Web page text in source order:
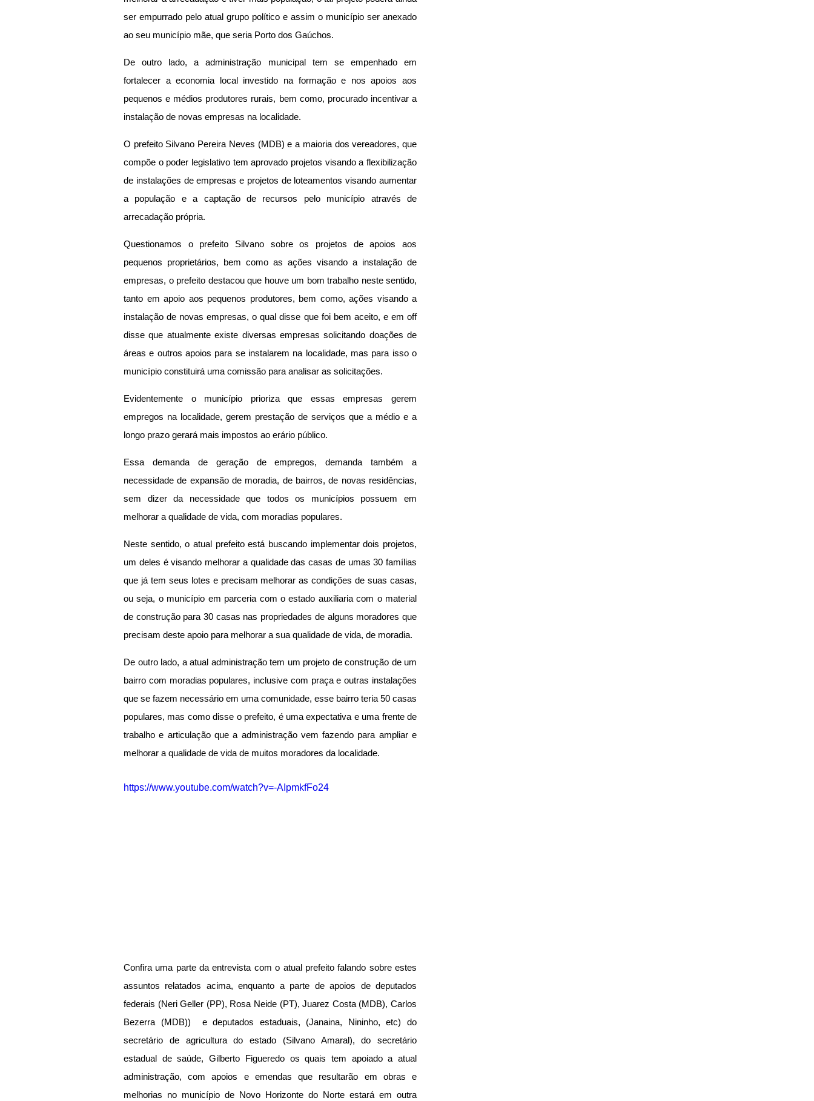
ser empurrado pelo atual grupo político e assim o município ser anexado
ao seu município mãe, que seria Porto dos Gaúchos.
De outro lado, a administração municipal tem se empenhado em
fortalecer a economia local investido na formação e nos apoios aos
pequenos e médios produtores rurais, bem como, procurado incentivar a
instalação de novas empresas na localidade.
O prefeito Silvano Pereira Neves (MDB) e a maioria dos vereadores, que
compõe o poder legislativo tem aprovado projetos visando a flexibilização
de instalações de empresas e projetos de loteamentos visando aumentar
a população e a captação de recursos pelo município através de
arrecadação própria.
Questionamos o prefeito Silvano sobre os projetos de apoios aos
pequenos proprietários, bem como as ações visando a instalação de
empresas, o prefeito destacou que houve um bom trabalho neste sentido,
tanto em apoio aos pequenos produtores, bem como, ações visando a
instalação de novas empresas, o qual disse que foi bem aceito, e em off
disse que atualmente existe diversas empresas solicitando doações de
áreas e outros apoios para se instalarem na localidade, mas para isso o
município constituirá uma comissão para analisar as solicitações.
Evidentemente o município prioriza que essas empresas gerem
empregos na localidade, gerem prestação de serviços que a médio e a
longo prazo gerará mais impostos ao erário público.
Essa demanda de geração de empregos, demanda também a
necessidade de expansão de moradia, de bairros, de novas residências,
sem dizer da necessidade que todos os municípios possuem em
melhorar a qualidade de vida, com moradias populares.
Neste sentido, o atual prefeito está buscando implementar dois projetos,
um deles é visando melhorar a qualidade das casas de umas 30 famílias
que já tem seus lotes e precisam melhorar as condições de suas casas,
ou seja, o município em parceria com o estado auxiliaria com o material
de construção para 30 casas nas propriedades de alguns moradores que
precisam deste apoio para melhorar a sua qualidade de vida, de moradia.
De outro lado, a atual administração tem um projeto de construção de um
bairro com moradias populares, inclusive com praça e outras instalações
que se fazem necessário em uma comunidade, esse bairro teria 50 casas
populares, mas como disse o prefeito, é uma expectativa e uma frente de
trabalho e articulação que a administração vem fazendo para ampliar e
melhorar a qualidade de vida de muitos moradores da localidade.
https://www.youtube.com/watch?v=-AIpmkfFo24
Confira uma parte da entrevista com o atual prefeito falando sobre estes
assuntos relatados acima, enquanto a parte de apoios de deputados
federais (Neri Geller (PP), Rosa Neide (PT), Juarez Costa (MDB), Carlos
Bezerra (MDB))  e deputados estaduais, (Janaina, Nininho, etc) do
secretário de agricultura do estado (Silvano Amaral), do secretário
estadual de saúde, Gilberto Figueredo os quais tem apoiado a atual
administração, com apoios e emendas que resultarão em obras e
melhorias no município de Novo Horizonte do Norte estará em outra